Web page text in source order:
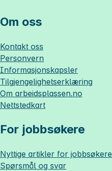
Om oss
Kontakt oss
Personvern
Informasjonskapsler
Tilgjengelighetserklæring
Om arbeidsplassen.no
Nettstedkart
For jobbsøkere
Nyttige artikler for jobbsøkere
Spørsmål og svar